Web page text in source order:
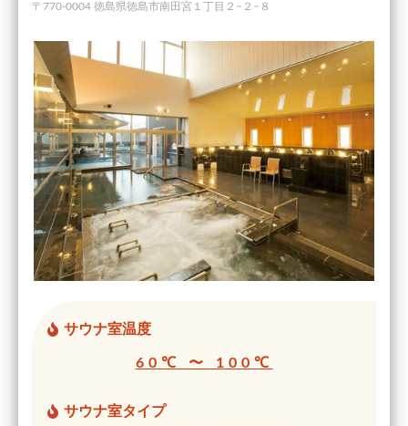
〒770-0004 徳島県徳島市南田宮１丁目２−２−８
サウナ室温度
60℃ 〜 100℃
サウナ室タイプ